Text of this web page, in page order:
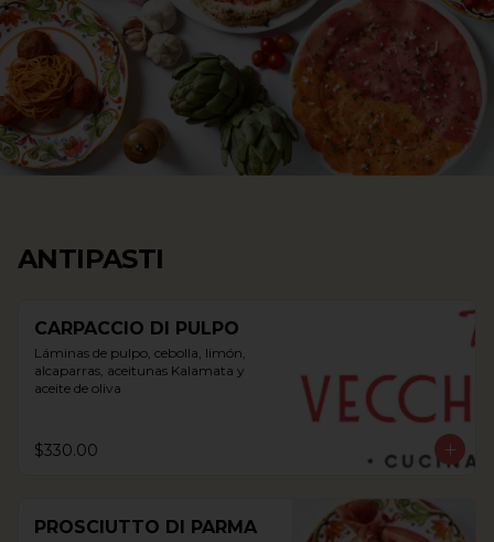
ANTIPASTI
CARPACCIO DI PULPO
Láminas de pulpo, cebolla, limón,
alcaparras, aceitunas Kalamata y
aceite de oliva
$330.00
PROSCIUTTO DI PARMA